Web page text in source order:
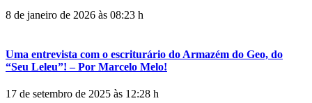
8 de janeiro de 2026 às 08:23 h
Uma entrevista com o escriturário do Armazém do Geo, do
“Seu Leleu”! – Por Marcelo Melo!
17 de setembro de 2025 às 12:28 h